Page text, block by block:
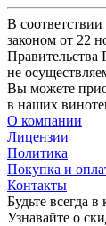
В
законом от 22
не
Вы можете
в наших
О компании
Лицензии
Политика
Покупка и
Контакты
Будьте всегда в
Узнавайте о